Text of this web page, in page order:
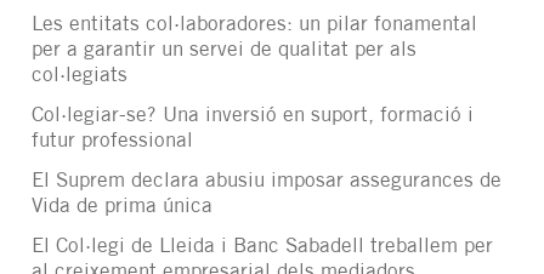
Les entitats col·laboradores: un pilar fonamental
per a garantir un servei de qualitat per als
col·legiats
Col·legiar-se? Una inversió en suport, formació i
futur professional
El Suprem declara abusiu imposar assegurances de
Vida de prima única
El Col·legi de Lleida i Banc Sabadell treballem per